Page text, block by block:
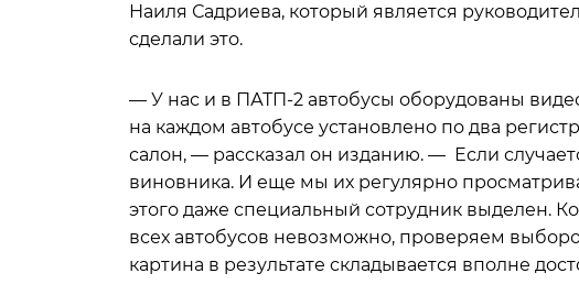
Наиля Садриева, который является
сделали это.
— У нас и в ПАТП-2 автобусы оборудованы
на каждом автобусе установлено по два
салон, — рассказал он изданию. — Если
виновника. И еще мы их регулярно
этого даже специальный сотрудник выделен.
всех автобусов невозможно, проверяем
картина в результате складывается вполне